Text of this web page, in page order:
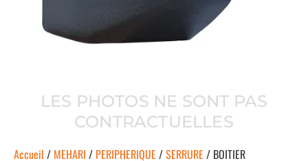
LES PHOTOS NE SONT PAS
CONTRACTUELLES
Accueil / MEHARI / PERIPHERIQUE /SERRURE / BOITIER